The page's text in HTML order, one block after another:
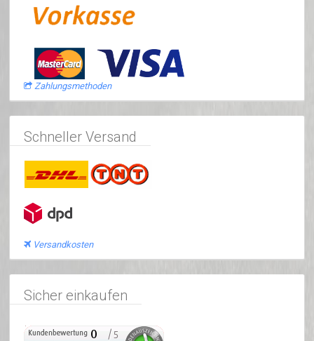
Zahlungsmethoden
Schneller Versand
Versandkosten
Sicher einkaufen